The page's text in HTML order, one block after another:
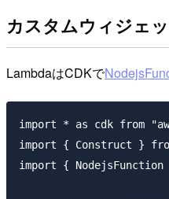
カスタムウィジェ
LambdaはCDKで
import * as cdk from
import { Construct }
import {